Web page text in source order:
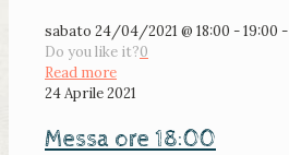
sabato 24/04/2021 @ 18:00 - 19:00 -
Do you like it?0
Read more
24 Aprile 2021
Messa ore 18:00